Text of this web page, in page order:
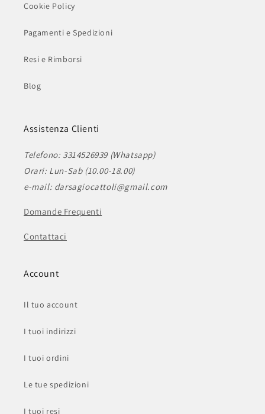
Cookie Policy
Pagamenti e Spedizioni
Resi e Rimborsi
Blog
Assistenza Clienti
Telefono: 3314526939 (Whatsapp)
Orari: Lun-Sab (10.00-18.00)
e-mail: darsagiocattoli@gmail.com
Domande Frequenti
Contattaci
Account
Il tuo account
I tuoi indirizzi
I tuoi ordini
Le tue spedizioni
I tuoi resi